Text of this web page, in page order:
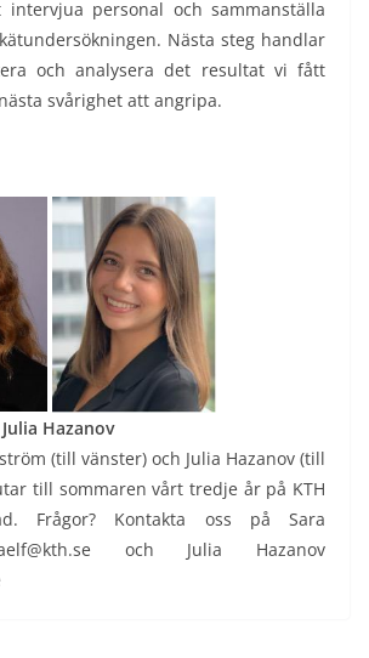
personal och sammanställa
Nästa steg handlar
och analysera det resultat vi fått
svårighet att angripa.
Hazanov
(till vänster) och Julia Hazanov (till
till sommaren vårt tredje år på KTH
Frågor? Kontakta oss på Sara
och Julia Hazanov